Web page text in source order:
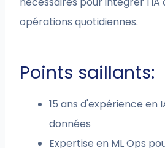
opérations quotidiennes.
Points saillants:
15 ans d'expérience en
données
Expertise en ML Ops